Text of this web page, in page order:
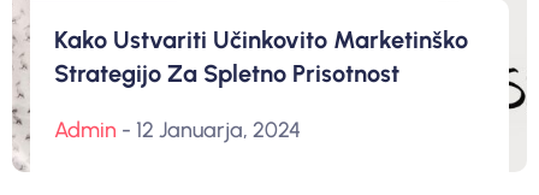
Kako Ustvariti Učinkovito Marketinško
Strategijo Za Spletno Prisotnost
Admin - 12 Januarja, 2024